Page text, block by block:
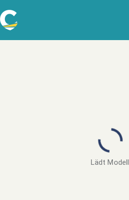
Lädt Modell